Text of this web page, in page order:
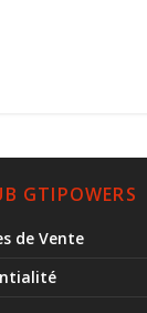
GTIPOWERS
de Vente